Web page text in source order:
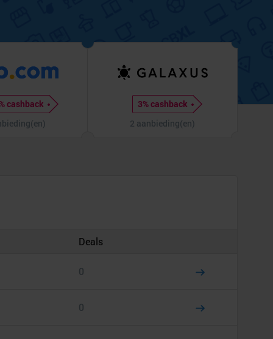
cashback
3% cashback
2 aanbieding(en)
Deals
0
0